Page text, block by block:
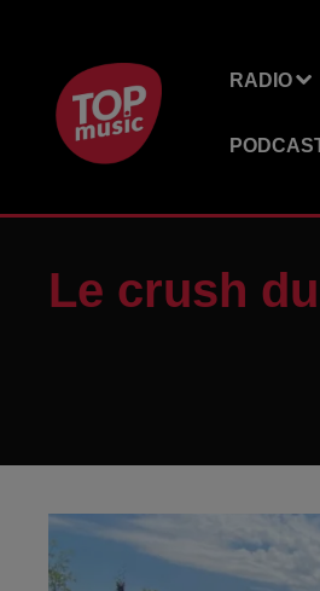
RADIO
Le crush